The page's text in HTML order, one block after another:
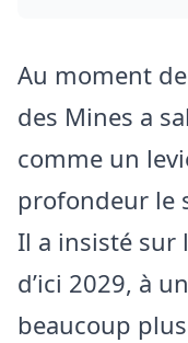
Au moment
des Mines a
comme un
profondeur le
Il a insisté sur
d’ici 2029, à
beaucoup